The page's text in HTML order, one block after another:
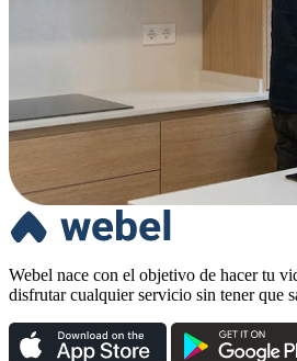
Webel nace con el objetivo de hacer tu
disfrutar cualquier servicio sin tener que